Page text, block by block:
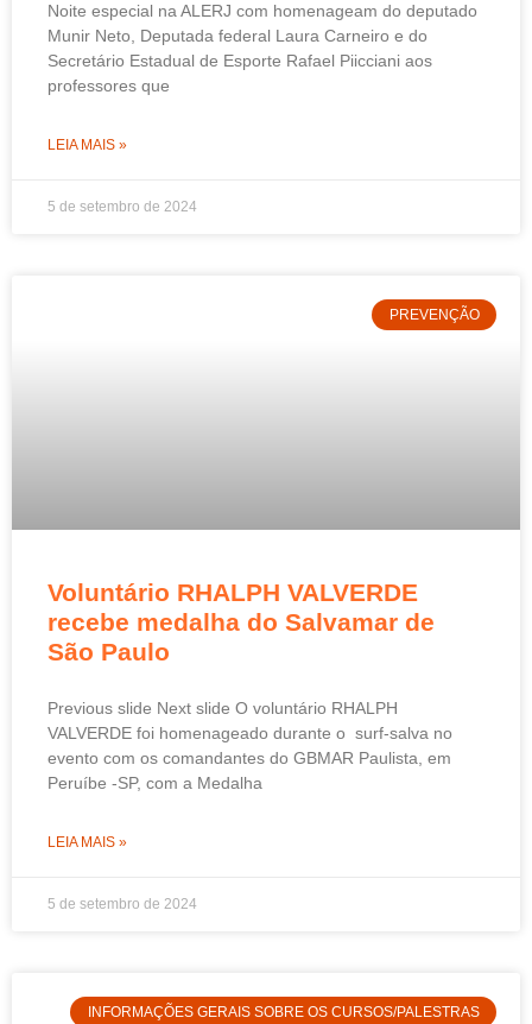
Noite especial na ALERJ com homenageam do deputado
Munir Neto, Deputada federal Laura Carneiro e do
Secretário Estadual de Esporte Rafael Piicciani aos
professores que
LEIA MAIS »
5 de setembro de 2024
PREVENÇÃO
Voluntário RHALPH VALVERDE
recebe medalha do Salvamar de
São Paulo
Previous slide Next slide O voluntário RHALPH
VALVERDE foi homenageado durante o surf-salva no
evento com os comandantes do GBMAR Paulista, em
Peruíbe -SP, com a Medalha
LEIA MAIS »
5 de setembro de 2024
INFORMAÇÕES GERAIS SOBRE OS CURSOS/PALESTRAS